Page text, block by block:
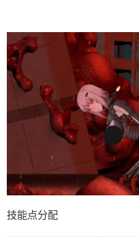
技能点分配